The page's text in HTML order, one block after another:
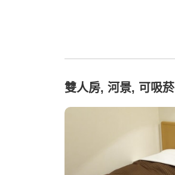
雙人房, 河景, 可吸菸